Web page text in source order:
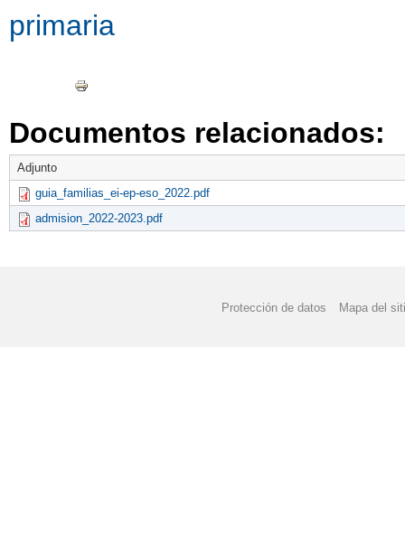
primaria
Documentos relacionados:
Adjunto
guia_familias_ei-ep-eso_2022.pdf
admision_2022-2023.pdf
Protección de datos Mapa del